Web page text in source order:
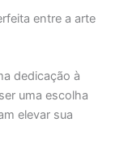
entre a arte
dedicação à
uma escolha
elevar sua